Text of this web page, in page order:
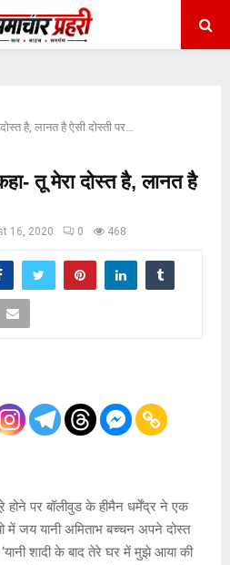
है, लानत है ऐसी दोस्ती पर…
तू मेरा दोस्त है, लानत है
16, 2020 0 468
होने पर बॉलीवुड के हीमैन धर्मेंद्र ने एक
में जय यानी अमिताभ बच्चन अपने दोस्त
शादी के बाद तेरे घर में मुझे आया की